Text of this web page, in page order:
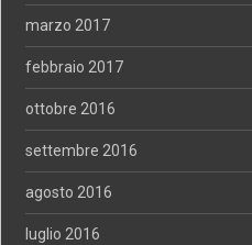
marzo 2017
febbraio 2017
ottobre 2016
settembre 2016
agosto 2016
luglio 2016